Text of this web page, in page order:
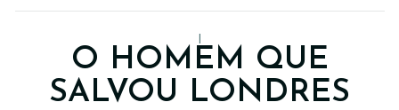
|
O HOMEM QUE
SALVOU LONDRES